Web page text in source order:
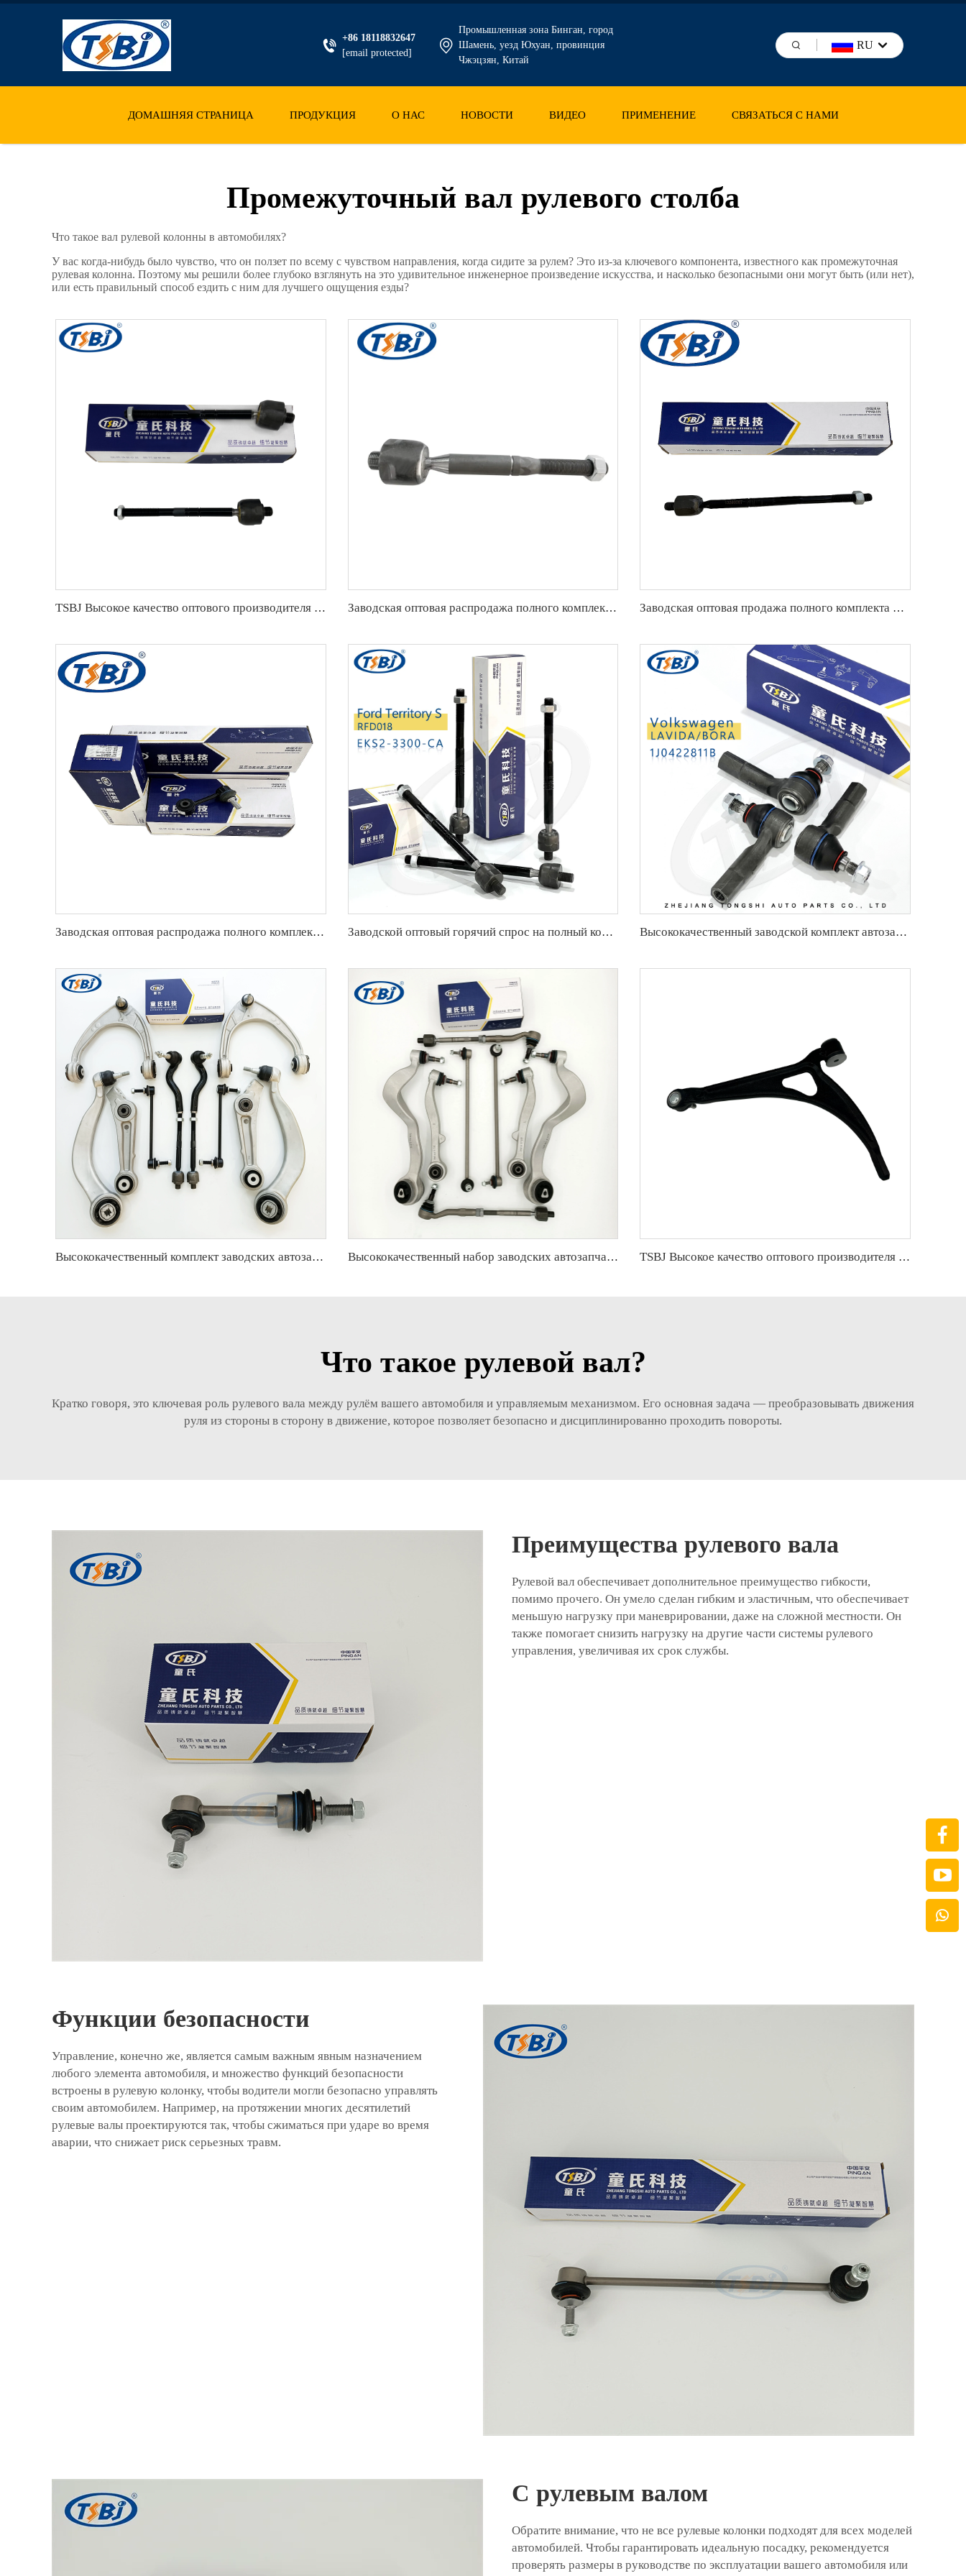
+86 18118832647
[email protected]
Промышленная зона Бинган, город
Шамень, уезд Юхуан, провинция
Чжэцзян, Китай
RU
ДОМАШНЯЯ СТРАНИЦА ПРОДУКЦИЯ О НАС НОВОСТИ ВИДЕО ПРИМЕНЕНИЕ СВЯЗАТЬСЯ С НАМИ
Промежуточный вал рулевого столба
Что такое вал рулевой колонны в автомобилях?
У вас когда-нибудь было чувство, что он ползет по всему с чувством направления, когда сидите за рулем? Это из-за ключевого компонента, известного как промежуточная
рулевая колонна. Поэтому мы решили более глубоко взглянуть на это удивительное инженерное произведение искусства, и насколько безопасными они могут быть (или нет),
или есть правильный способ ездить с ним для лучшего ощущения езды?
TSBJ Высокое качество оптового производителя рычага рулевого управления для Mercedes C series W203 OE 2303380015 2203380715 2203380915 Заводская оптовая распродажа полного комплекта деталей шасси автомобиля, таких как наконечник рейки для JEEP GRAND CHEROKEE 16- ОЕ:68303629AB Заводская оптовая продажа полного комплекта деталей шасси автомобиля, таких как конец рейки для Buick Excelle ОЕ:13286687
Заводская оптовая распродажа полного комплекта деталей шасси автомобиля, таких как задняя стабилизаторная связь для Mazda 6(GG) OE:GJ6A-28-170 Заводской оптовый горячий спрос на полный комплект деталей шасси автомобиля, таких как кронштейн для Cadillac XT5 ОЕ:23214223 Высококачественный заводской комплект автозапчастей, таких как левая рулевая тяга для Hongqi H5 ОЕ:TSB-HQ-001L
Высококачественный комплект заводских автозапчастей, аналогичный комплекту стойки рулевого наконечника, шарнира и рычага управления для Cadillac CT6 ОЕ 23403226 23183693 Высококачественный набор заводских автозапчастей из алюминия, аналогичный комплекту рычагов управления для BMW 7 Series E65/E66 OE 31126755836 33321096797 31126774831 TSBJ Высокое качество оптового производителя переднего нижнего рычага подвески для Audi A2 OE 8Z0407151J 8Z0407152J
Что такое рулевой вал?
Кратко говоря, это ключевая роль рулевого вала между рулём вашего автомобиля и управляемым механизмом. Его основная задача — преобразовывать движения
руля из стороны в сторону в движение, которое позволяет безопасно и дисциплинированно проходить повороты.
Преимущества рулевого вала
Рулевой вал обеспечивает дополнительное преимущество гибкости,
помимо прочего. Он умело сделан гибким и эластичным, что обеспечивает
меньшую нагрузку при маневрировании, даже на сложной местности. Он
также помогает снизить нагрузку на другие части системы рулевого
управления, увеличивая их срок службы.
Функции безопасности
Управление, конечно же, является самым важным явным назначением
любого элемента автомобиля, и множество функций безопасности
встроены в рулевую колонку, чтобы водители могли безопасно управлять
своим автомобилем. Например, на протяжении многих десятилетий
рулевые валы проектируются так, чтобы сжиматься при ударе во время
аварии, что снижает риск серьезных травм.
С рулевым валом
Обратите внимание, что не все рулевые колонки подходят для всех моделей
автомобилей. Чтобы гарантировать идеальную посадку, рекомендуется
проверять размеры в руководстве по эксплуатации вашего автомобиля или